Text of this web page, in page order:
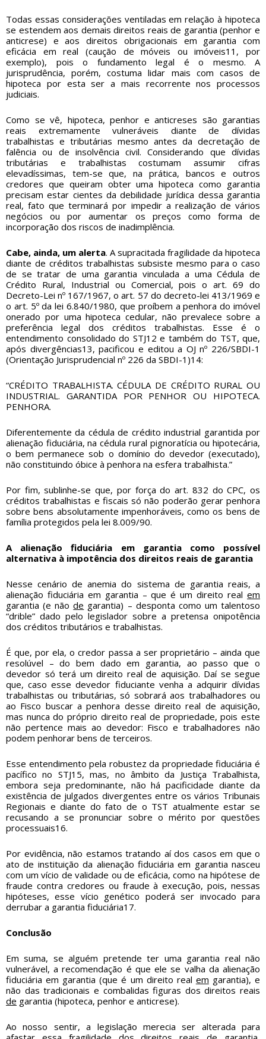
Todas essas considerações ventiladas em relação à hipoteca
se estendem aos demais direitos reais de garantia (penhor e
anticrese) e aos direitos obrigacionais em garantia com
eficácia em real (caução de móveis ou imóveis11, por
exemplo), pois o fundamento legal é o mesmo. A
jurisprudência, porém, costuma lidar mais com casos de
hipoteca por esta ser a mais recorrente nos processos
judiciais.
Como se vê, hipoteca, penhor e anticreses são garantias
reais extremamente vulneráveis diante de dívidas
trabalhistas e tributárias mesmo antes da decretação de
falência ou de insolvência civil. Considerando que dívidas
tributárias e trabalhistas costumam assumir cifras
elevadíssimas, tem-se que, na prática, bancos e outros
credores que queiram obter uma hipoteca como garantia
precisam estar cientes da debilidade jurídica dessa garantia
real, fato que terminará por impedir a realização de vários
negócios ou por aumentar os preços como forma de
incorporação dos riscos de inadimplência.
Cabe, ainda, um alerta. A supracitada fragilidade da hipoteca
diante de créditos trabalhistas subsiste mesmo para o caso
de se tratar de uma garantia vinculada a uma Cédula de
Crédito Rural, Industrial ou Comercial, pois o art. 69 do
Decreto-Lei nº 167/1967, o art. 57 do decreto-lei 413/1969 e
o art. 5º da lei 6.840/1980, que proíbem a penhora do imóvel
onerado por uma hipoteca cedular, não prevalece sobre a
preferência legal dos créditos trabalhistas. Esse é o
entendimento consolidado do STJ12 e também do TST, que,
após divergências13, pacificou e editou a OJ nº 226/SBDI-1
(Orientação Jurisprudencial nº 226 da SBDI-1)14:
“CRÉDITO TRABALHISTA. CÉDULA DE CRÉDITO RURAL OU
INDUSTRIAL. GARANTIDA POR PENHOR OU HIPOTECA.
PENHORA.
Diferentemente da cédula de crédito industrial garantida por
alienação fiduciária, na cédula rural pignoratícia ou hipotecária,
o bem permanece sob o domínio do devedor (executado),
não constituindo óbice à penhora na esfera trabalhista.”
Por fim, sublinhe-se que, por força do art. 832 do CPC, os
créditos trabalhistas e fiscais só não poderão gerar penhora
sobre bens absolutamente impenhoráveis, como os bens de
família protegidos pela lei 8.009/90.
A alienação fiduciária em garantia como possível
alternativa à impotência dos direitos reais de garantia
Nesse cenário de anemia do sistema de garantia reais, a
alienação fiduciária em garantia – que é um direito real em
garantia (e nãode garantia) – desponta como um talentoso
“drible” dado pelo legislador sobre a pretensa onipotência
dos créditos tributários e trabalhistas.
É que, por ela, o credor passa a ser proprietário – ainda que
resolúvel – do bem dado em garantia, ao passo que o
devedor só terá um direito real de aquisição. Daí se segue
que, caso esse devedor fiduciante venha a adquirir dívidas
trabalhistas ou tributárias, só sobrará aos trabalhadores ou
ao Fisco buscar a penhora desse direito real de aquisição,
mas nunca do próprio direito real de propriedade, pois este
não pertence mais ao devedor: Fisco e trabalhadores não
podem penhorar bens de terceiros.
Esse entendimento pela robustez da propriedade fiduciária é
pacífico no STJ15, mas, no âmbito da Justiça Trabalhista,
embora seja predominante, não há pacificidade diante da
existência de julgados divergentes entre os vários Tribunais
Regionais e diante do fato de o TST atualmente estar se
recusando a se pronunciar sobre o mérito por questões
processuais16.
Por evidência, não estamos tratando aí dos casos em que o
ato de instituição da alienação fiduciária em garantia nasceu
com um vício de validade ou de eficácia, como na hipótese de
fraude contra credores ou fraude à execução, pois, nessas
hipóteses, esse vício genético poderá ser invocado para
derrubar a garantia fiduciária17.
Conclusão
Em suma, se alguém pretende ter uma garantia real não
vulnerável, a recomendação é que ele se valha da alienação
fiduciária em garantia (que é um direito real em garantia), e
não das tradicionais e combalidas figuras dos direitos reais
de garantia (hipoteca, penhor e anticrese).
Ao nosso sentir, a legislação merecia ser alterada para